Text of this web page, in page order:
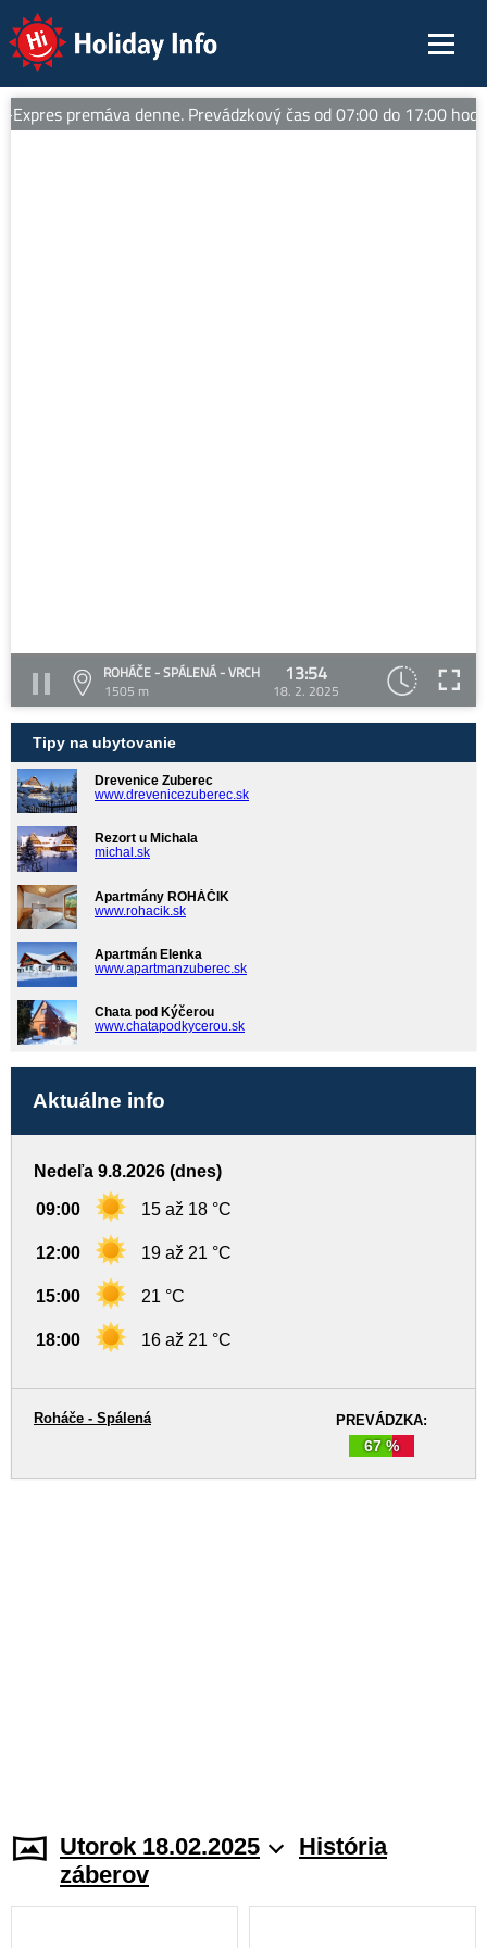
Holiday Info
premáva denne. Prevádzkový čas od 07:00 do 17:00
ROHÁČE - SPÁLENÁ - VRCH
1505 m
13:54
18. 2. 2025
Tipy na ubytovanie
Drevenice Zuberec
www.drevenicezuberec.sk
Rezort u Michala
michal.sk
Apartmány ROHÁČIK
www.rohacik.sk
Apartmán Elenka
www.apartmanzuberec.sk
Chata pod Kýčerou
www.chatapodkycerou.sk
Aktuálne info
Nedeľa 9.8.2026 (dnes)
09:00 15 až 18 °C
12:00 19 až 21 °C
15:00 21 °C
18:00 16 až 21 °C
PREVÁDZKA:
67 %
Roháče - Spálená
Utorok 18.02.2025
História
záberov